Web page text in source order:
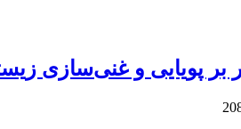
پویایی و غنی‌‌سازی